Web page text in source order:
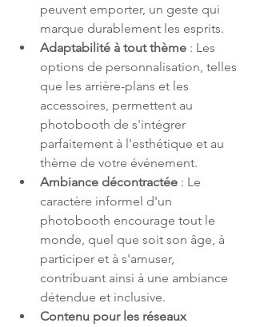
peuvent emporter, un geste qui
marque durablement les esprits.
Adaptabilité à tout thème : Les
options de personnalisation, telles
que les arrière-plans et les
accessoires, permettent au
photobooth de s'intégrer
parfaitement à l'esthétique et au
thème de votre événement.
Ambiance décontractée : Le
caractère informel d'un
photobooth encourage tout le
monde, quel que soit son âge, à
participer et à s'amuser,
contribuant ainsi à une ambiance
détendue et inclusive.
Contenu pour les réseaux